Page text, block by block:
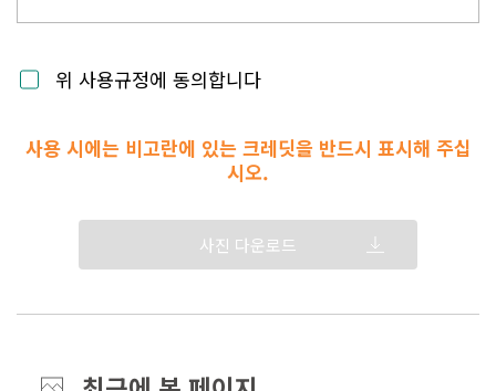
위 사용규정에 동의합니다
사용 시에는 비고란에 있는 크레딧을 반드시 표시해 주십
시오.
사진 다운로드